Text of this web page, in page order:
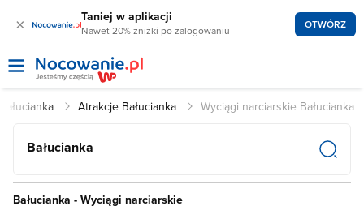
× Taniej w aplikacji
Nawet 20% zniżki po zalogowaniu OTWÓRZ
Atrakcje Bałucianka Wyciągi narciarskie Bałucianka
Bałucianka
Bałucianka - Wyciągi narciarskie